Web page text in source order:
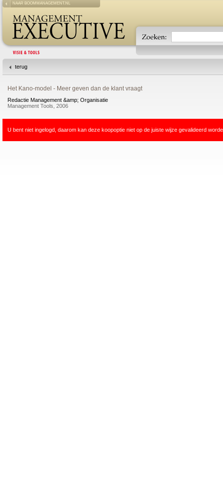
NAAR BOOMMANAGEMENT.NL
terug
Het Kano-model - Meer geven dan de klant vraagt
Redactie Management &amp; Organisatie
Management Tools, 2006
U bent niet ingelogd, daarom kan deze koopoptie niet op de juiste wijze gevalideerd